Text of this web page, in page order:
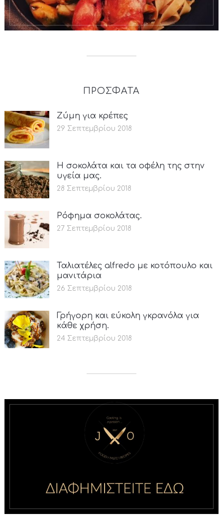
ΠΡΟΣΦΑΤΑ
Ζύμη για κρέπες
29 Σεπτεμβρίου 2018
Η σοκολάτα και τα οφέλη της στην
υγεία μας.
28 Σεπτεμβρίου 2018
Ρόφημα σοκολάτας.
27 Σεπτεμβρίου 2018
Ταλιατέλες alfredo με κοτόπουλο και
μανιτάρια
26 Σεπτεμβρίου 2018
Γρήγορη και εύκολη γκρανόλα για
κάθε χρήση.
24 Σεπτεμβρίου 2018